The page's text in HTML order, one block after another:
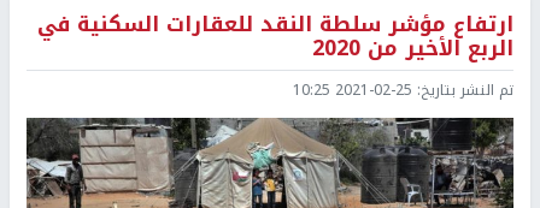
ارتفاع مؤشر سلطة النقد للعقارات السكنية في
الربع الأخير من 2020
تم النشر بتاريخ: 2021-02-25 10:25